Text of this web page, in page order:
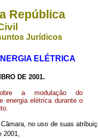
República
Jurídicos
ELÉTRICA
DE 2001.
a modulação do
energia elétrica durante o
no uso de suas